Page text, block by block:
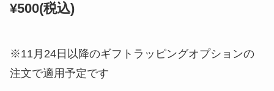
¥500(税込)
※11月24日以降のギフトラッピングオプションの
注文で適用予定です